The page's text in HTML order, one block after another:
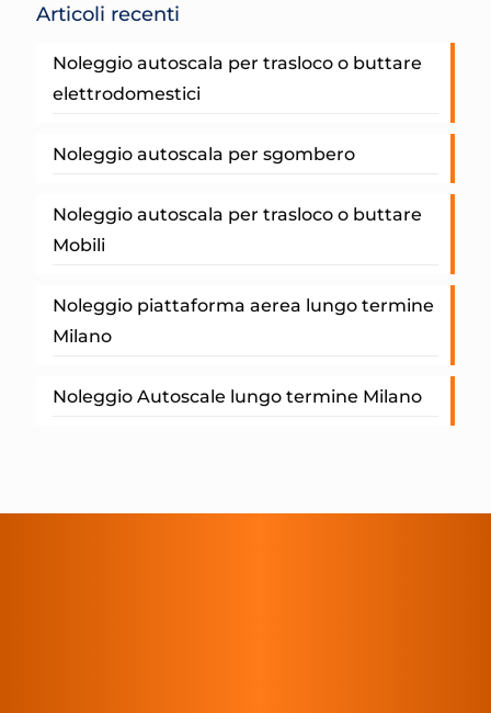
Articoli recenti
Noleggio autoscala per trasloco o buttare
elettrodomestici
Noleggio autoscala per sgombero
Noleggio autoscala per trasloco o buttare
Mobili
Noleggio piattaforma aerea lungo termine
Milano
Noleggio Autoscale lungo termine Milano